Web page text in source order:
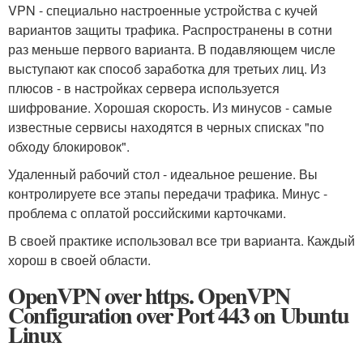
VPN - специально настроенные устройства с кучей
вариантов защиты трафика. Распространены в сотни
раз меньше первого варианта. В подавляющем числе
выступают как способ заработка для третьих лиц. Из
плюсов - в настройках сервера используется
шифрование. Хорошая скорость. Из минусов - самые
известные сервисы находятся в черных списках "по
обходу блокировок".
Удаленный рабочий стол - идеальное решение. Вы
контролируете все этапы передачи трафика. Минус -
проблема с оплатой российскими карточками.
В своей практике использовал все три варианта. Каждый
хорош в своей области.
OpenVPN over https. OpenVPN
Configuration over Port 443 on Ubuntu
Linux